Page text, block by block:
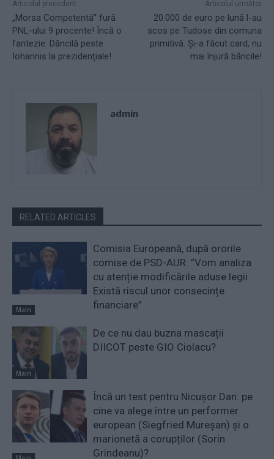
Articolul precedent
„Morsa Competentă” fură
PNL-ului 9 procente! Încă o
fantezie: Dăncilă peste
Iohannis la prezidențiale!
Articolul următor
20.000 de euro pe lună l-au
scos pe Tudose din comuna
primitivă. Și-a făcut card, nu
mai înjură băncile!
admin
RELATED ARTICLES
Main
Comisia Europeană, după ororile
comise de PSD-AUR: ”Vom analiza
cu atenție modificările aduse legii.
Există riscul unor consecințe
financiare”
Main
De ce nu dau buzna mascații
DIICOT peste GIO Ciolacu?
Încă un test pentru Nicușor Dan: pe
cine va alege între un performer
european (Siegfried Mureșan) și o
marionetă a corupților (Sorin
Grindeanu)?